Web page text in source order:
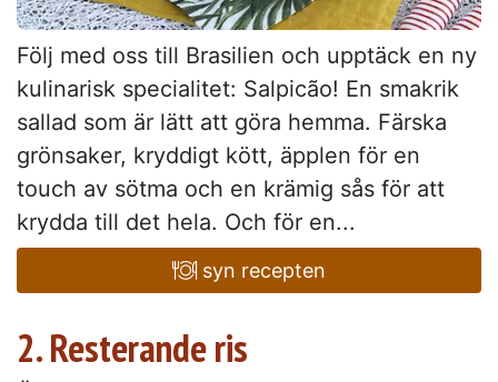
Följ med oss till Brasilien och upptäck en ny
kulinarisk specialitet: Salpicão! En smakrik
sallad som är lätt att göra hemma. Färska
grönsaker, kryddigt kött, äpplen för en
touch av sötma och en krämig sås för att
krydda till det hela. Och för en...
syn recepten
2. Resterande ris